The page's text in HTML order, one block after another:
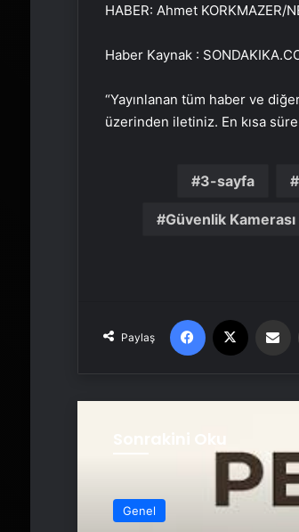
HABER: Ahmet KORKMAZER/
Haber Kaynak :
“Yayınlanan tüm haber ve
üzerinden iletiniz. En kısa
3-sayfa
Güvenlik Kamerası
Paylaş
Facebook
Genel